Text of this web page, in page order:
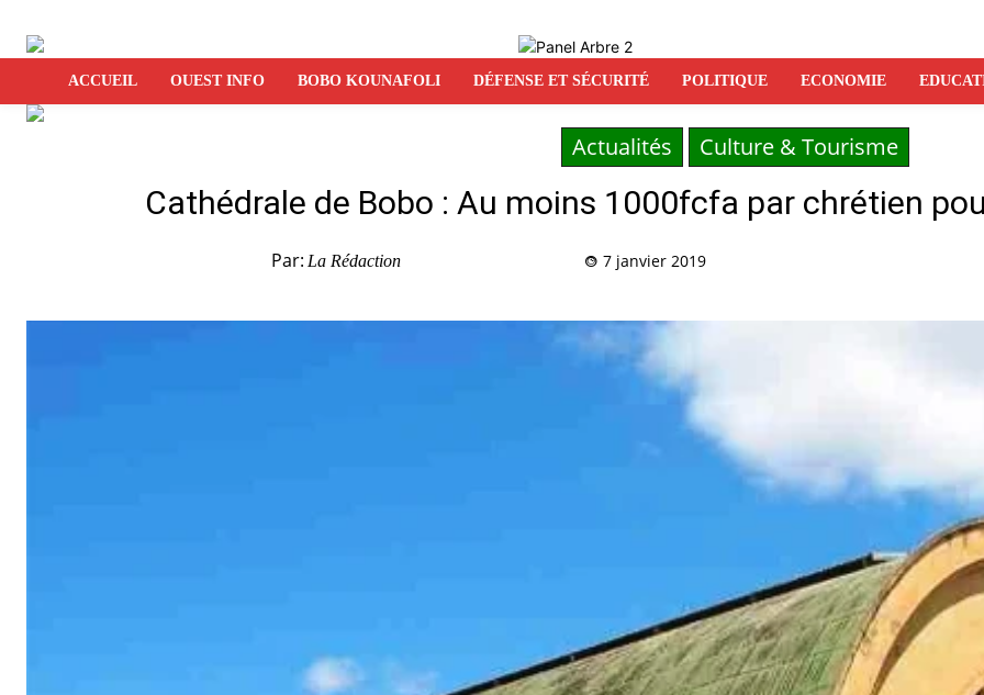
ACCUEIL OUEST INFO BOBO KOUNAFOLI DÉFENSE ET SÉCURITÉ POLITIQUE ECONOMIE
Actualités Culture & Tourisme
Cathédrale de Bobo : Au moins 1000fcfa par chrétien
Par: La Rédaction 7 janvier 2019